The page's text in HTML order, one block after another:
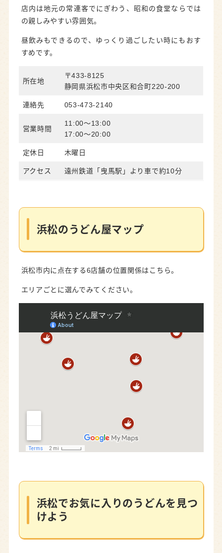
店内は地元の常連客でにぎわう、昭和の食堂ならでは
の親しみやすい雰囲気。
昼飲みもできるので、ゆっくり過ごしたい時にもおす
すめです。
所在地
〒433-8125
静岡県浜松市中央区和合町220-200
連絡先 053-473-2140
営業時間
11:00～13:00
17:00～20:00
定休日 木曜日
アクセス 遠州鉄道「曳馬駅」より車で約10分
浜松のうどん屋マップ
浜松市内に点在する6店舗の位置関係はこちら。
エリアごとに選んでみてください。
浜松でお気に入りのうどんを見つ
けよう